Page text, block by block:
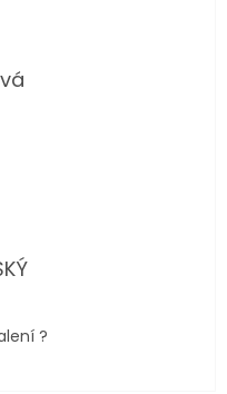
je 5 z 5 hvězdiček.
je 5 z 5 hvězdiček.
je 5 z 5 hvězdiček.
?